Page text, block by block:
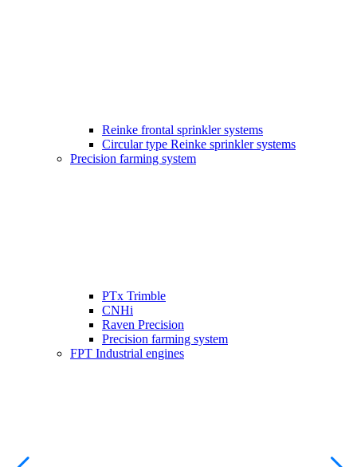
Reinke frontal sprinkler systems
Circular type Reinke sprinkler systems
Precision farming system
PTx Trimble
CNHi
Raven Precision
Precision farming system
FPT Industrial engines